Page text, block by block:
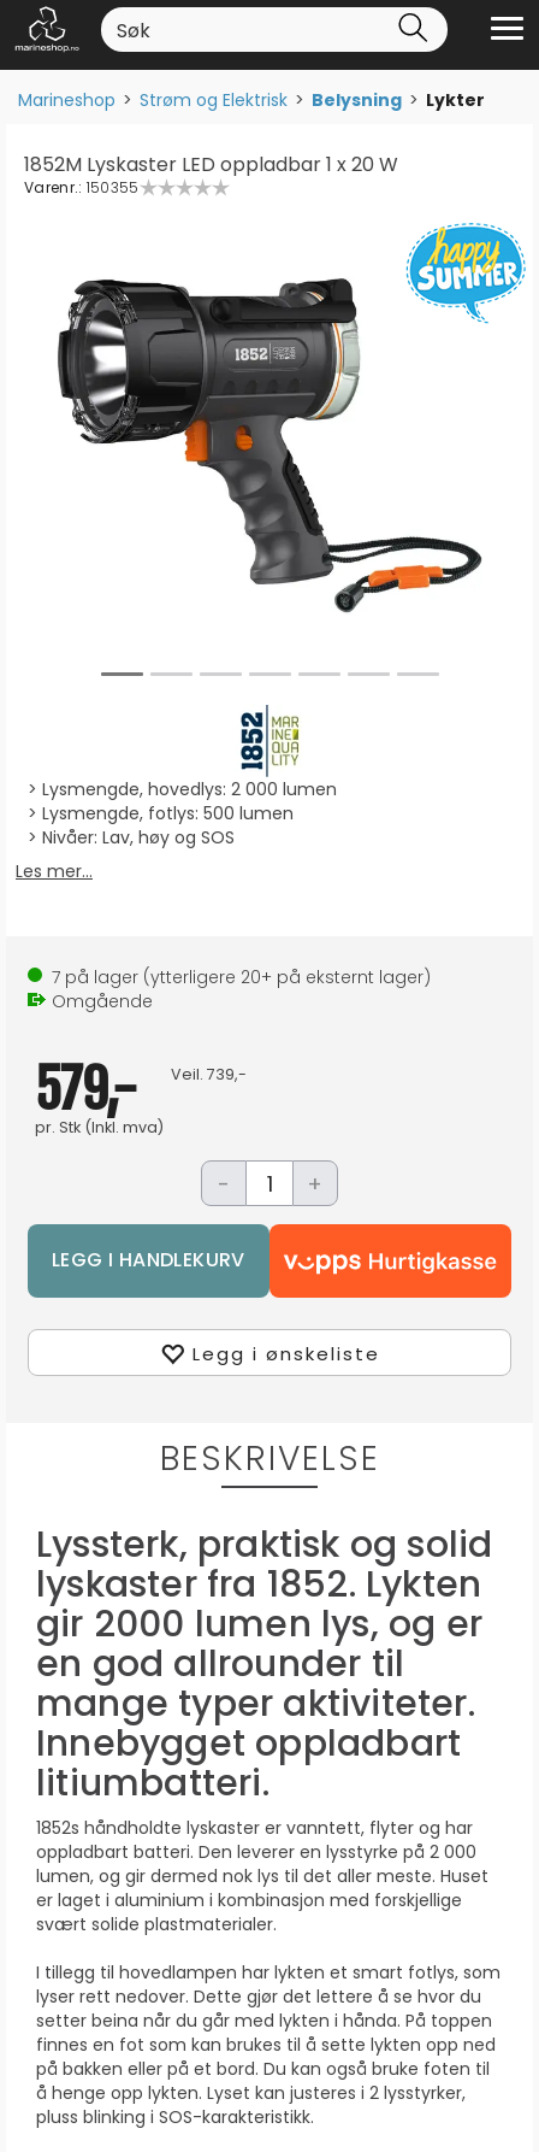
Marineshop>Strøm og Elektrisk>Belysning>Lykter
1852M Lyskaster LED oppladbar 1 x 20 W
Varenr.: 150355
Lysmengde, hovedlys: 2 000 lumen
Lysmengde, fotlys: 500 lumen
Nivåer: Lav, høy og SOS
Les mer...
7 på lager (ytterligere 20+ på eksternt lager)
Omgående
579,-
pr. Stk (Inkl. mva)
Veil. 739,-
- +
Legg i ønskeliste
BESKRIVELSE
Lyssterk, praktisk og solid
lyskaster fra 1852. Lykten
gir 2000 lumen lys, og er
en god allrounder til
mange typer aktiviteter.
Innebygget oppladbart
litiumbatteri.
1852s håndholdte lyskaster er vanntett, flyter og har
oppladbart batteri. Den leverer en lysstyrke på 2 000
lumen, og gir dermed nok lys til det aller meste. Huset
er laget i aluminium i kombinasjon med forskjellige
svært solide plastmaterialer.
I tillegg til hovedlampen har lykten et smart fotlys, som
lyser rett nedover. Dette gjør det lettere å se hvor du
setter beina når du går med lykten i hånda. På toppen
finnes en fot som kan brukes til å sette lykten opp ned
på bakken eller på et bord. Du kan også bruke foten til
å henge opp lykten. Lyset kan justeres i 2 lysstyrker,
pluss blinking i SOS-karakteristikk.